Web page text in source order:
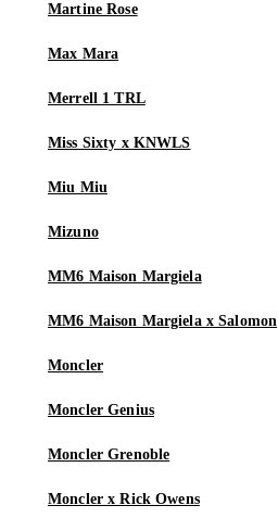
Martine Rose
Max Mara
Merrell 1 TRL
Miss Sixty x KNWLS
Miu Miu
Mizuno
MM6 Maison Margiela
MM6 Maison Margiela x Salomon
Moncler
Moncler Genius
Moncler Grenoble
Moncler x Rick Owens